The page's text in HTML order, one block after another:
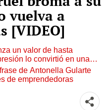
vuelva a
[VIDEO]
un valor de hasta
lo convirtió en una
coleccionistas de todo el
de Antonella Gularte
de emprendedoras